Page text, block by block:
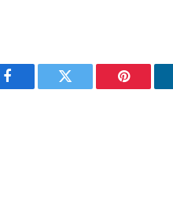
Facebook Twitter Pinterest